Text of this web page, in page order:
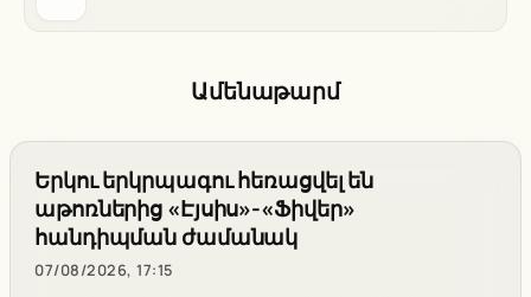
Ամենաթարմ
Երկու երկրպագու հեռացվել են
աթոռներից «Էյսիս»-«Ֆիվեր»
հանդիպման ժամանակ
07/08/2026, 17:15